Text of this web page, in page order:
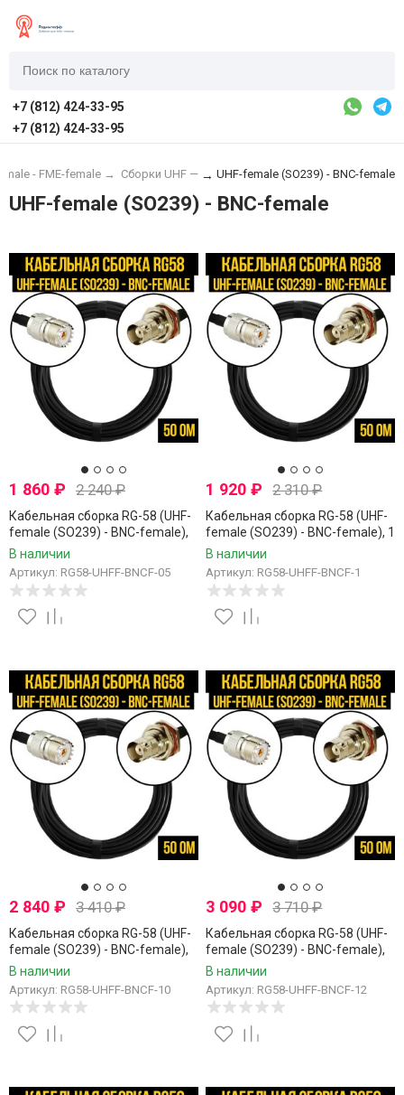
+7 (812) 424-33-95
+7 (812) 424-33-95
- FME-female → Сборки UHF — → UHF-female (SO239) - BNC-female
UHF-female (SO239) - BNC-female
1 860 ₽ 2 240₽
Кабельная сборка RG-58 (UHF-
female (SO239) - BNC-female),
0,5 метра
В наличии
Артикул: RG58-UHFF-BNCF-05
1 920₽ 2 310₽
Кабельная сборка RG-58 (UHF-
female (SO239) - BNC-female), 1
метр
В наличии
Артикул: RG58-UHFF-BNCF-1
2 840 ₽ 3 410₽
Кабельная сборка RG-58 (UHF-
female (SO239) - BNC-female),
10 метров
В наличии
Артикул: RG58-UHFF-BNCF-10
3 090₽ 3 710₽
Кабельная сборка RG-58 (UHF-
female (SO239) - BNC-female),
12 метров
В наличии
Артикул: RG58-UHFF-BNCF-12